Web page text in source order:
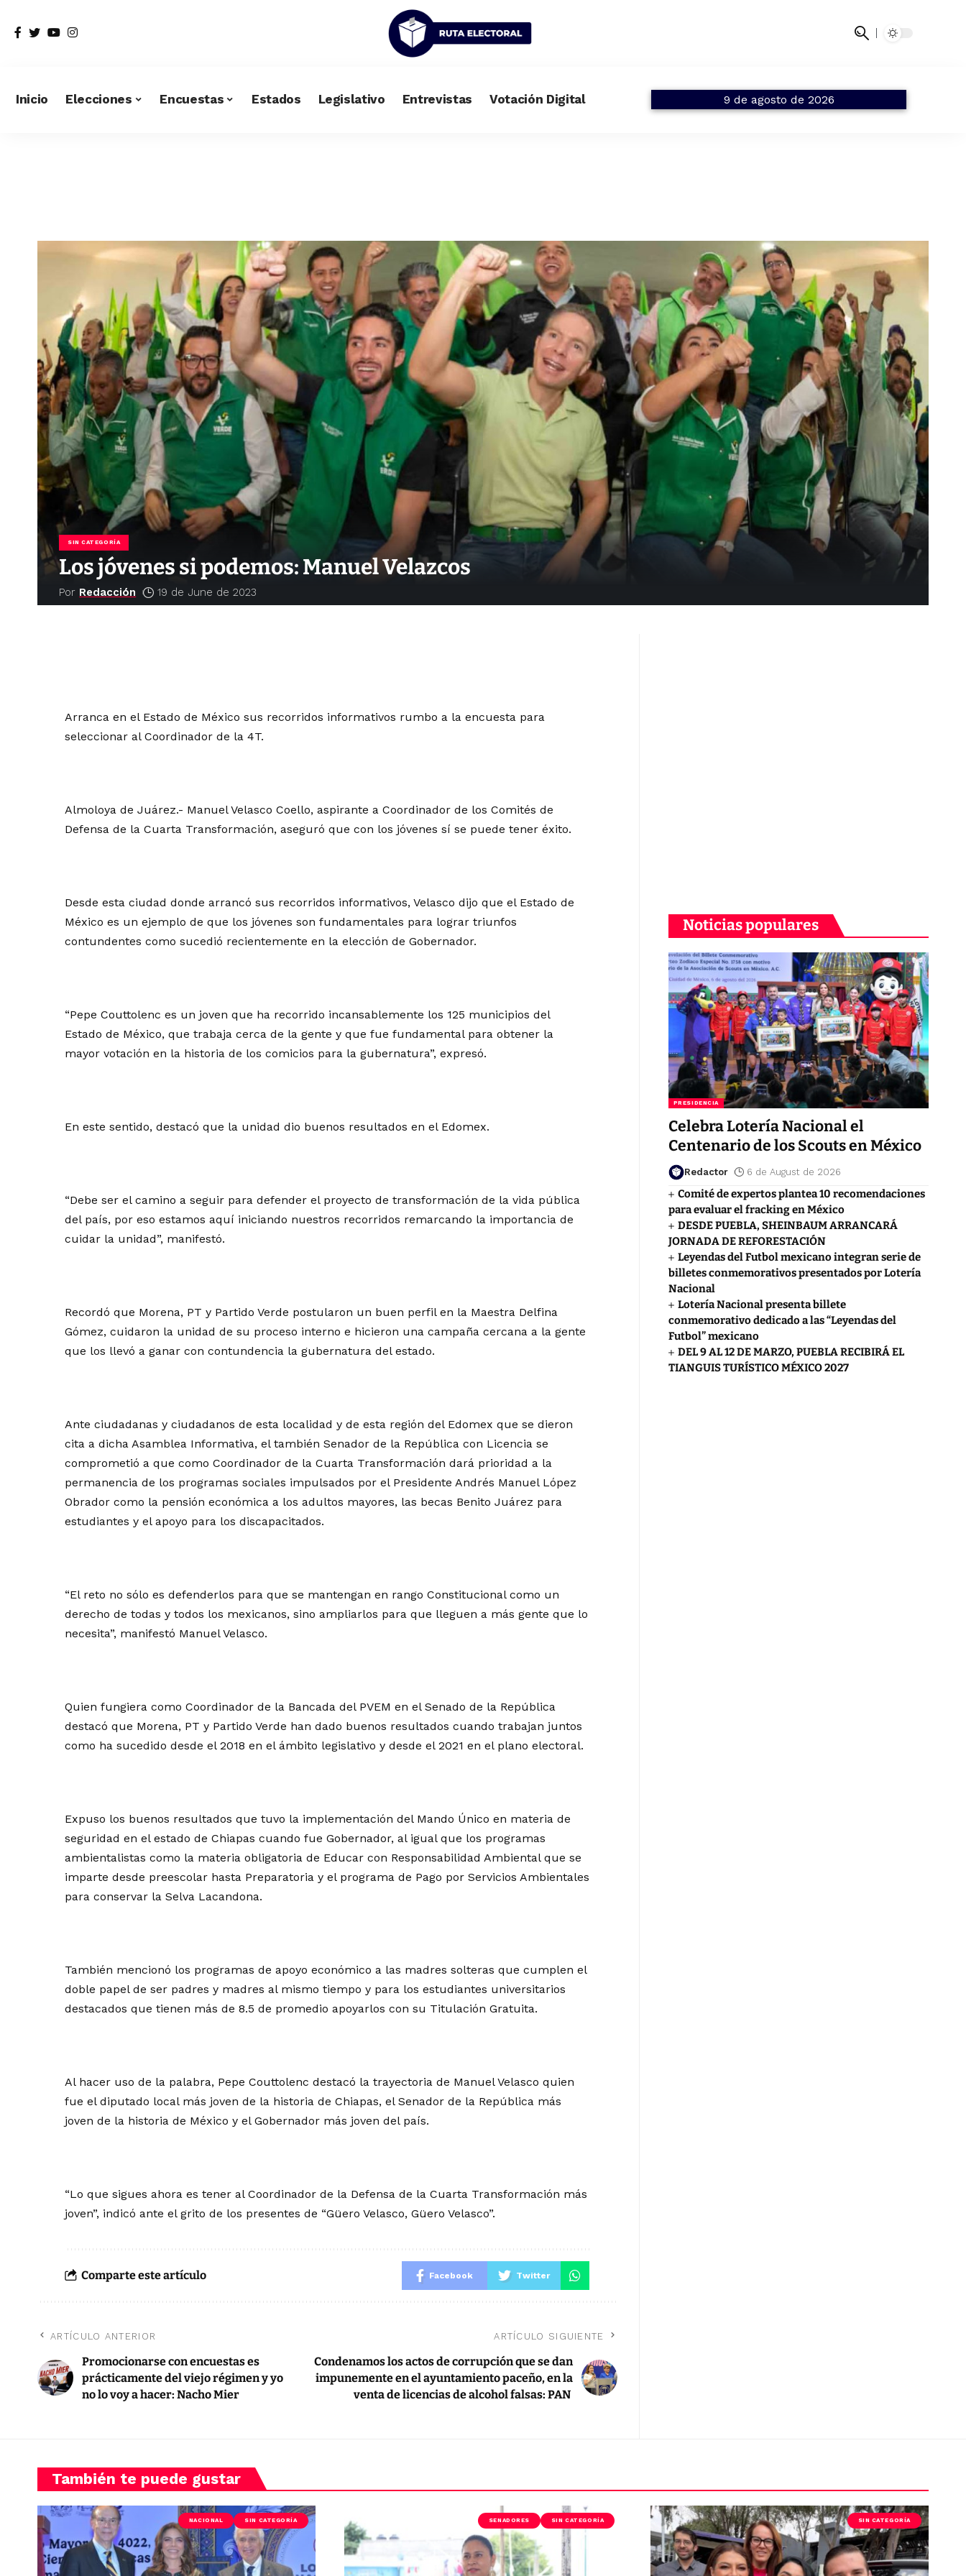
Inicio Elecciones Encuestas Estados Legislativo Entrevistas Votación Digital 9 de agosto de 2026
SIN CATEGORÍA
Los jóvenes si podemos: Manuel Velazcos
Por Redacción 19 de June de 2023
Arranca en el Estado de México sus recorridos informativos rumbo a la encuesta para
seleccionar al Coordinador de la 4T.
Almoloya de Juárez.- Manuel Velasco Coello, aspirante a Coordinador de los Comités de
Defensa de la Cuarta Transformación, aseguró que con los jóvenes sí se puede tener éxito.
Desde esta ciudad donde arrancó sus recorridos informativos, Velasco dijo que el Estado de
México es un ejemplo de que los jóvenes son fundamentales para lograr triunfos
contundentes como sucedió recientemente en la elección de Gobernador.
“Pepe Couttolenc es un joven que ha recorrido incansablemente los 125 municipios del
Estado de México, que trabaja cerca de la gente y que fue fundamental para obtener la
mayor votación en la historia de los comicios para la gubernatura”, expresó.
En este sentido, destacó que la unidad dio buenos resultados en el Edomex.
“Debe ser el camino a seguir para defender el proyecto de transformación de la vida pública
del país, por eso estamos aquí iniciando nuestros recorridos remarcando la importancia de
cuidar la unidad”, manifestó.
Recordó que Morena, PT y Partido Verde postularon un buen perfil en la Maestra Delfina
Gómez, cuidaron la unidad de su proceso interno e hicieron una campaña cercana a la gente
que los llevó a ganar con contundencia la gubernatura del estado.
Ante ciudadanas y ciudadanos de esta localidad y de esta región del Edomex que se dieron
cita a dicha Asamblea Informativa, el también Senador de la República con Licencia se
comprometió a que como Coordinador de la Cuarta Transformación dará prioridad a la
permanencia de los programas sociales impulsados por el Presidente Andrés Manuel López
Obrador como la pensión económica a los adultos mayores, las becas Benito Juárez para
estudiantes y el apoyo para los discapacitados.
“El reto no sólo es defenderlos para que se mantengan en rango Constitucional como un
derecho de todas y todos los mexicanos, sino ampliarlos para que lleguen a más gente que lo
necesita”, manifestó Manuel Velasco.
Quien fungiera como Coordinador de la Bancada del PVEM en el Senado de la República
destacó que Morena, PT y Partido Verde han dado buenos resultados cuando trabajan juntos
como ha sucedido desde el 2018 en el ámbito legislativo y desde el 2021 en el plano electoral.
Expuso los buenos resultados que tuvo la implementación del Mando Único en materia de
seguridad en el estado de Chiapas cuando fue Gobernador, al igual que los programas
ambientalistas como la materia obligatoria de Educar con Responsabilidad Ambiental que se
imparte desde preescolar hasta Preparatoria y el programa de Pago por Servicios Ambientales
para conservar la Selva Lacandona.
También mencionó los programas de apoyo económico a las madres solteras que cumplen el
doble papel de ser padres y madres al mismo tiempo y para los estudiantes universitarios
destacados que tienen más de 8.5 de promedio apoyarlos con su Titulación Gratuita.
Al hacer uso de la palabra, Pepe Couttolenc destacó la trayectoria de Manuel Velasco quien
fue el diputado local más joven de la historia de Chiapas, el Senador de la República más
joven de la historia de México y el Gobernador más joven del país.
“Lo que sigues ahora es tener al Coordinador de la Defensa de la Cuarta Transformación más
joven”, indicó ante el grito de los presentes de “Güero Velasco, Güero Velasco”.
Comparte este artículo Facebook Twitter
ARTÍCULO ANTERIOR
Promocionarse con encuestas es
prácticamente del viejo régimen y yo
no lo voy a hacer: Nacho Mier
ARTÍCULO SIGUIENTE
Condenamos los actos de corrupción que se dan
impunemente en el ayuntamiento paceño, en la
venta de licencias de alcohol falsas: PAN
Noticias populares
PRESIDENCIA
Celebra Lotería Nacional el
Centenario de los Scouts en México
Redactor 6 de August de 2026
Comité de expertos plantea 10 recomendaciones
para evaluar el fracking en México
DESDE PUEBLA, SHEINBAUM ARRANCARÁ
JORNADA DE REFORESTACIÓN
Leyendas del Futbol mexicano integran serie de
billetes conmemorativos presentados por Lotería
Nacional
Lotería Nacional presenta billete
conmemorativo dedicado a las “Leyendas del
Futbol” mexicano
DEL 9 AL 12 DE MARZO, PUEBLA RECIBIRÁ EL
TIANGUIS TURÍSTICO MÉXICO 2027
También te puede gustar
NACIONAL SIN CATEGORÍA SENADORES SIN CATEGORÍA SIN CATEGORÍA